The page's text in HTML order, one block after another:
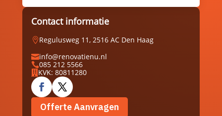
Contact informatie
Regulusweg 11, 2516 AC Den Haag
info@renovatienu.nl
085 212 5566
 KVK: 80811280
Offerte Aanvragen